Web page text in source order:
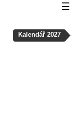
Kalendář 2027
☰